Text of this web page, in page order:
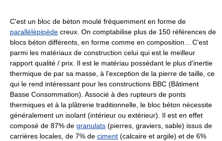
C'est un bloc de béton moulé fréquemment en forme de
parallélépipède creux. On comptabilise plus de 150 références de
blocs béton différents, en forme comme en composition... C'est
parmi les matériaux de construction celui qui est le meilleur
rapport qualité / prix. Il est le matériau possédant le plus d'inertie
thermique de par sa masse, à l'exception de la pierre de taille, ce
qui le rend intéressant pour les constructions BBC (Bâtiment
Basse Consommation). Associé à des rupteurs de ponts
thermiques et à la plâtrerie traditionnelle, le bloc béton nécessite
généralement un isolant (intérieur ou extérieur). Il est en effet
composé de 87% de granulats (pierres, graviers, sable) issus de
carrières locales, de 7% de ciment (calcaire et argile) et de 6%